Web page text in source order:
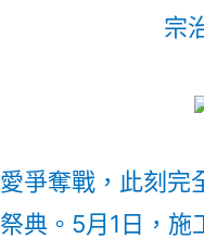
宗
爭奪戰，此刻
典。5月1日，施